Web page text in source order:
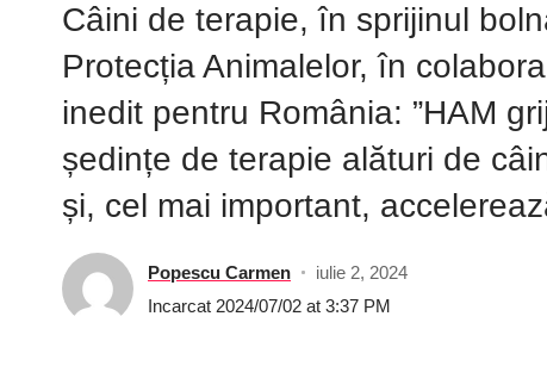
Câini de terapie, în sprijinul
Protecția Animalelor, în
inedit pentru România: ”HAM
ședințe de terapie alături de
și, cel mai important,
Popescu Carmen
iulie 2, 2024
Incarcat 2024/07/02 at 3:37 PM